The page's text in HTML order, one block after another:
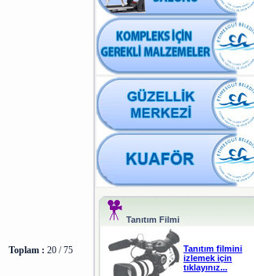
Toplam : 20 / 75
Tanıtım Filmi
Tanıtım filmini
izlemek için
tıklayınız...